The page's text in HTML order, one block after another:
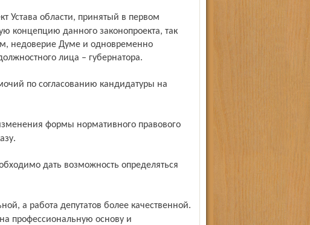
данного законопроекта, так
недоверие Думе и одновременно
лица – губернатора.
профессиональную основу и